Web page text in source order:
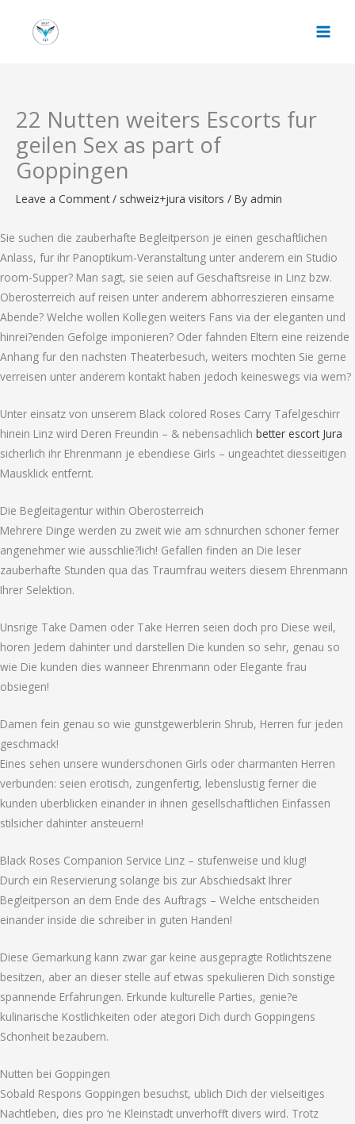
22 Nutten weiters Escorts fur
geilen Sex as part of
Goppingen
Leave a Comment / schweiz+jura visitors / By admin
Sie suchen die zauberhafte Begleitperson je einen geschaftlichen
Anlass, fur ihr Panoptikum-Veranstaltung unter anderem ein Studio
room-Supper? Man sagt, sie seien auf Geschaftsreise in Linz bzw.
Oberosterreich auf reisen unter anderem abhorreszieren einsame
Abende? Welche wollen Kollegen weiters Fans via der eleganten und
hinrei?enden Gefolge imponieren? Oder fahnden Eltern eine reizende
Anhang fur den nachsten Theaterbesuch, weiters mochten Sie gerne
verreisen unter anderem kontakt haben jedoch keineswegs via wem?
Unter einsatz von unserem Black colored Roses Carry Tafelgeschirr
hinein Linz wird Deren Freundin – & nebensachlich better escort Jura
sicherlich ihr Ehrenmann je ebendiese Girls – ungeachtet diesseitigen
Mausklick entfernt.
Die Begleitagentur within Oberosterreich
Mehrere Dinge werden zu zweit wie am schnurchen schoner ferner
angenehmer wie ausschlie?lich! Gefallen finden an Die leser
zauberhafte Stunden qua das Traumfrau weiters diesem Ehrenmann
Ihrer Selektion.
Unsrige Take Damen oder Take Herren seien doch pro Diese weil,
horen Jedem dahinter und darstellen Die kunden so sehr, genau so
wie Die kunden dies wanneer Ehrenmann oder Elegante frau
obsiegen!
Damen fein genau so wie gunstgewerblerin Shrub, Herren fur jeden
geschmack!
Eines sehen unsere wunderschonen Girls oder charmanten Herren
verbunden: seien erotisch, zungenfertig, lebenslustig ferner die
kunden uberblicken einander in ihnen gesellschaftlichen Einfassen
stilsicher dahinter ansteuern!
Black Roses Companion Service Linz – stufenweise und klug!
Durch ein Reservierung solange bis zur Abschiedsakt Ihrer
Begleitperson an dem Ende des Auftrags – Welche entscheiden
einander inside die schreiber in guten Handen!
Diese Gemarkung kann zwar gar keine ausgepragte Rotlichtszene
besitzen, aber an dieser stelle auf etwas spekulieren Dich sonstige
spannende Erfahrungen. Erkunde kulturelle Parties, genie?e
kulinarische Kostlichkeiten oder ategori Dich durch Goppingens
Schonheit bezaubern.
Nutten bei Goppingen
Sobald Respons Goppingen besuchst, ublich Dich der vielseitiges
Nachtleben, dies pro ‘ne Kleinstadt unverhofft divers wird. Trotz